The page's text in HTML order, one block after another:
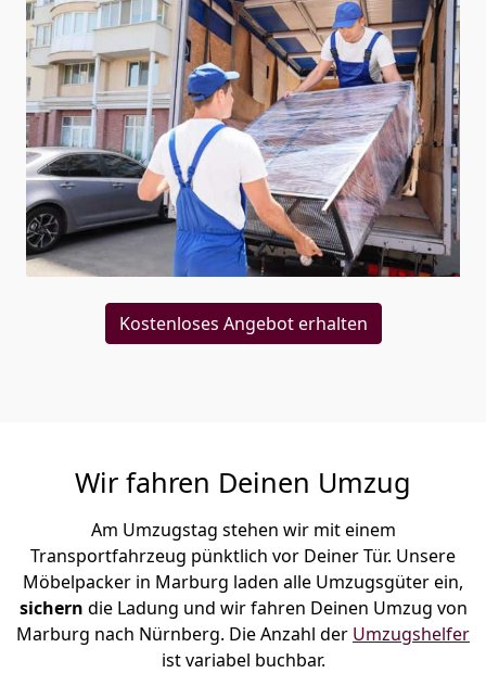
Kostenloses Angebot erhalten
Wir fahren Deinen Umzug
Am Umzugstag stehen wir mit einem
Transportfahrzeug pünktlich vor Deiner Tür. Unsere
Möbelpacker in Marburg laden alle Umzugsgüter ein,
sichern die Ladung und wir fahren Deinen Umzug von
Marburg nach Nürnberg. Die Anzahl der Umzugshelfer
ist variabel buchbar.